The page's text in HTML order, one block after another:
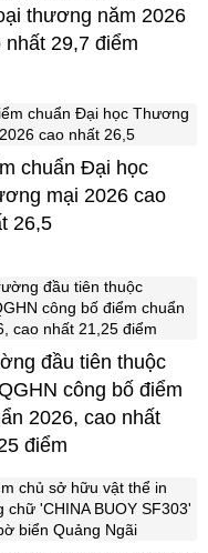
thương năm 2026
nhất 29,7 điểm
chuẩn Đại học
mại 2026 cao
26,5
đầu tiên thuộc
công bố điểm
2026, cao nhất
điểm